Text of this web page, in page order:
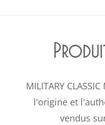
MILITARY
l'origine et
vendus